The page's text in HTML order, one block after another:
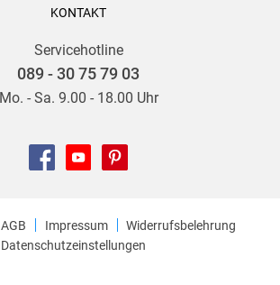
KONTAKT
Servicehotline
089 - 30 75 79 03
Mo. - Sa. 9.00 - 18.00 Uhr
AGB Impressum
Widerrufsbelehrung
Datenschutzeinstellungen